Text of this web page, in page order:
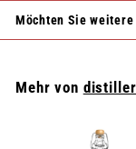
Möchten Sie
Mehr von